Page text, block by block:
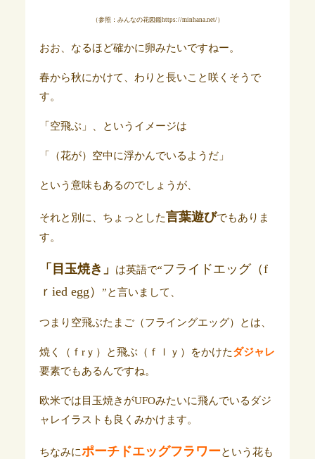
（参照：みんなの花図鑑https://minhana.net/）
おお、なるほど確かに卵みたいですねー。
春から秋にかけて、わりと長いこと咲くそうで
す。
「空飛ぶ」、というイメージは
「（花が）空中に浮かんでいるようだ」
という意味もあるのでしょうが、
それと別に、ちょっとした言葉遊びでもありま
す。
「目玉焼き」 は英語で“フライドエッグ（f
ｒied egg）
”と言いまして、
つまり空飛ぶたまご（フライングエッグ）とは、
焼く（ｆrｙ）と飛ぶ（ｆｌｙ）をかけたダジャレ
要素でもあるんですね。
欧米では目玉焼きがUFOみたいに飛んでいるダジ
ャレイラストも良くみかけます。
ちなみにポーチドエッグフラワーという花も